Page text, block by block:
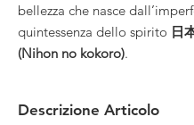
bellezza che nasce
quintessenza dello spirito 日
(Nihon no kokoro).
Descrizione Articolo